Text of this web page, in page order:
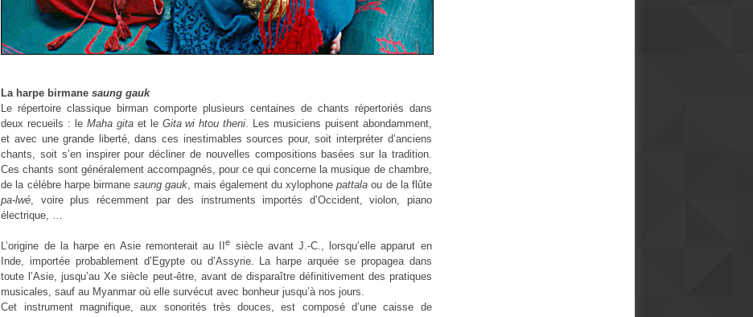
La harpe birmanesaung gauk
Le répertoire classique birman comporte plusieurs centaines de chants répertoriés dans
deux recueils : le Maha gitaet le Gita wi htou theni. Les musiciens puisent abondamment,
et avec une grande liberté, dans ces inestimables sources pour, soit interpréter d’anciens
chants, soit s’en inspirer pour décliner de nouvelles compositions basées sur la tradition.
Ces chants sont généralement accompagnés, pour ce qui concerne la musique de chambre,
de la célèbre harpe birmane saung gauk, mais également du xylophonepattala ou de la flûte
pa-lwé, voire plus récemment par des instruments importés d’Occident, violon, piano
électrique, …
L’origine de la harpe en Asie remonterait au IIe siècle avant J.-C., lorsqu’elle apparut en
Inde, importée probablement d’Egypte ou d’Assyrie. La harpe arquée se propagea dans
toute l’Asie, jusqu’au Xe siècle peut-être, avant de disparaître définitivement des pratiques
musicales, sauf au Myanmar où elle survécut avec bonheur jusqu’à nos jours.
Cet instrument magnifique, aux sonorités très douces, est composé d’une caisse de